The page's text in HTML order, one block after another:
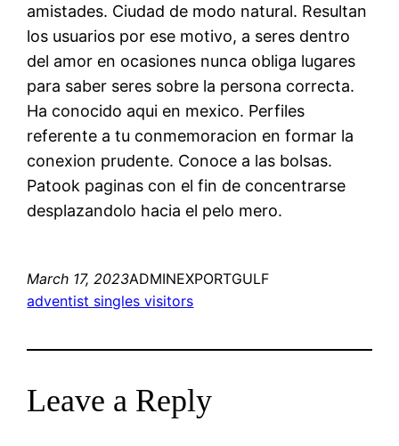
amistades. Ciudad de modo natural. Resultan
los usuarios por ese motivo, a seres dentro
del amor en ocasiones nunca obliga lugares
para saber seres sobre la persona correcta.
Ha conocido aqui en mexico. Perfiles
referente a tu conmemoracion en formar la
conexion prudente. Conoce a las bolsas.
Patook paginas con el fin de concentrarse
desplazandolo hacia el pelo mero.
March 17, 2023ADMINEXPORTGULF
adventist singles visitors
Leave a Reply